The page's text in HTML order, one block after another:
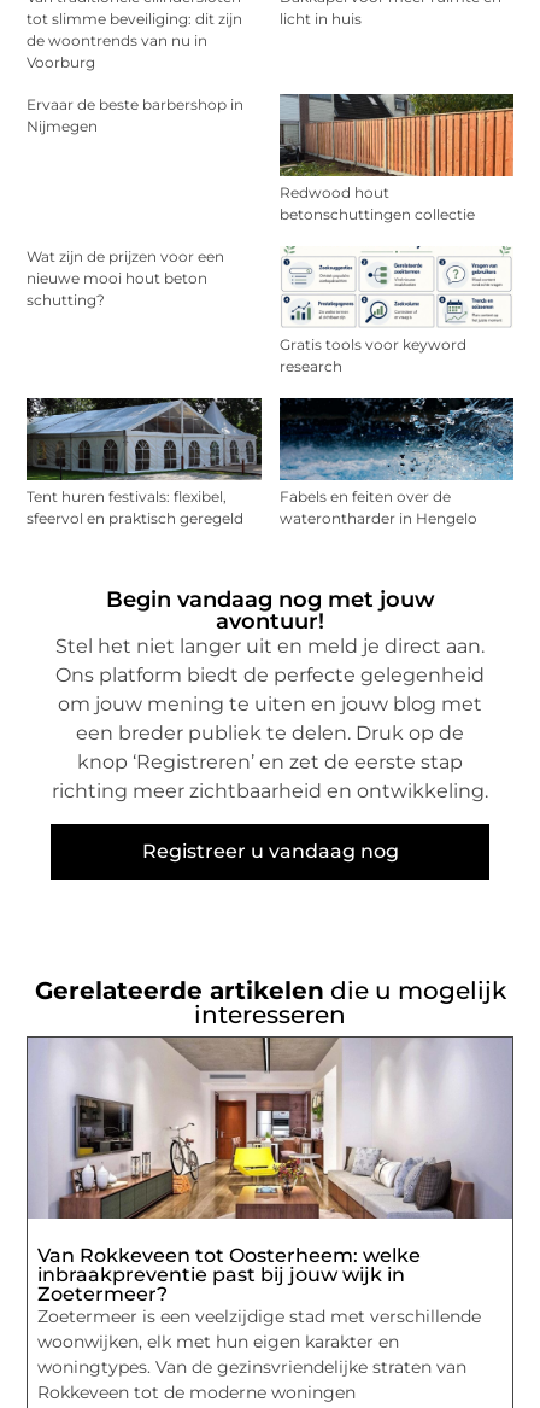
tot slimme beveiliging: dit zijn
de woontrends van nu in
Voorburg
licht in huis
Ervaar de beste barbershop in
Nijmegen
Redwood hout
betonschuttingen collectie
Wat zijn de prijzen voor een
nieuwe mooi hout beton
schutting?
Gratis tools voor keyword
research
Tent huren festivals: flexibel,
sfeervol en praktisch geregeld
Fabels en feiten over de
waterontharder in Hengelo
Begin vandaag nog met jouw
avontuur!
Stel het niet langer uit en meld je direct aan.
Ons platform biedt de perfecte gelegenheid
om jouw mening te uiten en jouw blog met
een breder publiek te delen. Druk op de
knop ‘Registreren’ en zet de eerste stap
richting meer zichtbaarheid en ontwikkeling.
Registreer u vandaag nog
Gerelateerde artikelen die u mogelijk
interesseren
Van Rokkeveen tot Oosterheem: welke
inbraakpreventie past bij jouw wijk in
Zoetermeer?
Zoetermeer is een veelzijdige stad met verschillende
woonwijken, elk met hun eigen karakter en
woningtypes. Van de gezinsvriendelijke straten van
Rokkeveen tot de moderne woningen